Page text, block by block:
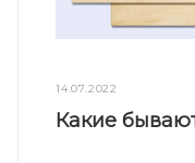
14.07.2022
Какие